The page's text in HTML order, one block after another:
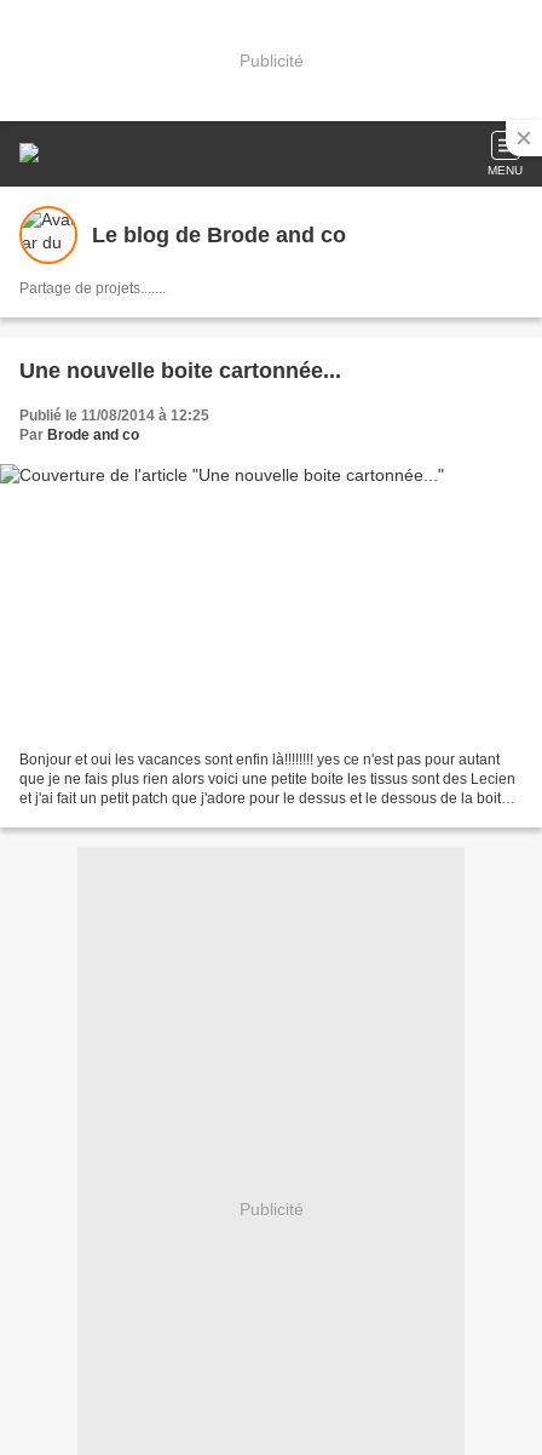
Publicité
MENU
Le blog de Brode and co
Partage de projets.......
Une nouvelle boite cartonnée...
Publié le 11/08/2014 à 12:25
Par Brode and co
Bonjour et oui les vacances sont enfin là!!!!!!!! yes ce n'est pas pour autant
que je ne fais plus rien alors voici une petite boite les tissus sont des Lecien
et j'ai fait un petit patch que j'adore pour le dessus et le dessous de la boite
Publicité